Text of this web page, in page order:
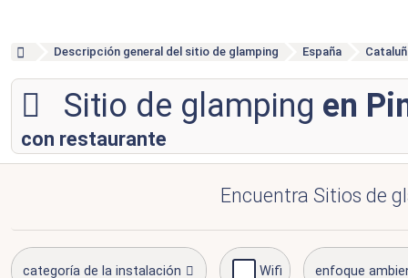
Descripción general del sitio de glamping España
Sitio de glamping en
con restaurante
Encuentra Sitios de
categoría de la instalación Wifi enfoque